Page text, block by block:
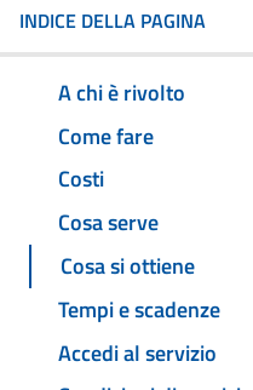
INDICE DELLA PAGINA
A chi è rivolto
Come fare
Costi
Cosa serve
Cosa si ottiene
Tempi e scadenze
Accedi al servizio